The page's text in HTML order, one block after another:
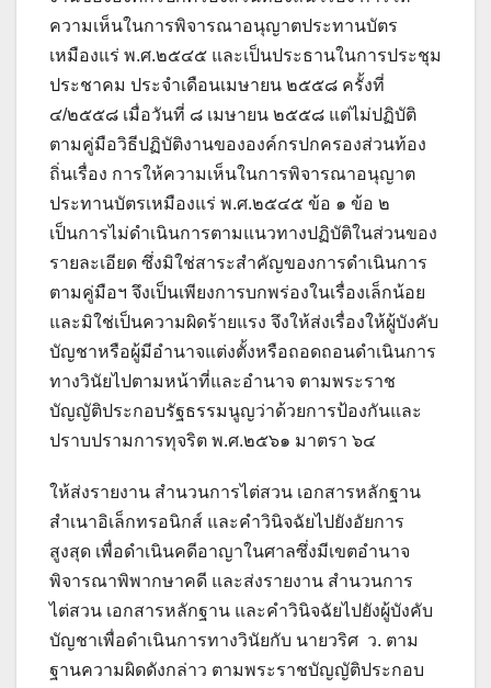
ความเห็นในการพิจารณาอนุญาตประทานบัตร
เหมืองแร่ พ.ศ.๒๕๔๕ และเป็นประธานในการประชุม
ประชาคม ประจำเดือนเมษายน ๒๕๕๘ ครั้งที่
๔/๒๕๕๘ เมื่อวันที่ ๘ เมษายน ๒๕๕๘ แต่ไม่ปฏิบัติ
ตามคู่มือวิธีปฏิบัติงานขององค์กรปกครองส่วนท้อง
ถิ่นเรื่อง การให้ความเห็นในการพิจารณาอนุญาต
ประทานบัตรเหมืองแร่ พ.ศ.๒๕๔๕ ข้อ ๑ ข้อ ๒
เป็นการไม่ดำเนินการตามแนวทางปฏิบัติในส่วนของ
รายละเอียด ซึ่งมิใช่สาระสำคัญของการดำเนินการ
ตามคู่มือฯ จึงเป็นเพียงการบกพร่องในเรื่องเล็กน้อย
และมิใช่เป็นความผิดร้ายแรง จึงให้ส่งเรื่องให้ผู้บังคับ
บัญชาหรือผู้มีอำนาจแต่งตั้งหรือถอดถอนดำเนินการ
ทางวินัยไปตามหน้าที่และอำนาจ ตามพระราช
บัญญัติประกอบรัฐธรรมนูญว่าด้วยการป้องกันและ
ปราบปรามการทุจริต พ.ศ.๒๕๖๑ มาตรา ๖๔
ให้ส่งรายงาน สำนวนการไต่สวน เอกสารหลักฐาน
สำเนาอิเล็กทรอนิกส์ และคำวินิจฉัยไปยังอัยการ
สูงสุด เพื่อดำเนินคดีอาญาในศาลซึ่งมีเขตอำนาจ
พิจารณาพิพากษาคดี และส่งรายงาน สำนวนการ
ไต่สวน เอกสารหลักฐาน และคำวินิจฉัยไปยังผู้บังคับ
บัญชาเพื่อดำเนินการทางวินัยกับ นายวริศ ว. ตาม
ฐานความผิดดังกล่าว ตามพระราชบัญญัติประกอบ